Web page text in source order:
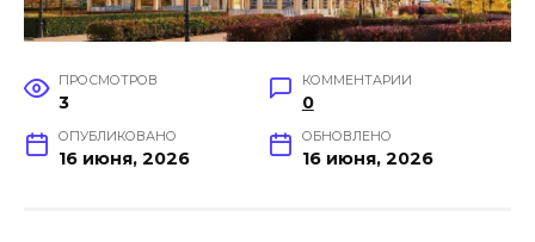
ПРОСМОТРОВ
3
КОММЕНТАРИИ
0
ОПУБЛИКОВАНО
16 июня, 2026
ОБНОВЛЕНО
16 июня, 2026